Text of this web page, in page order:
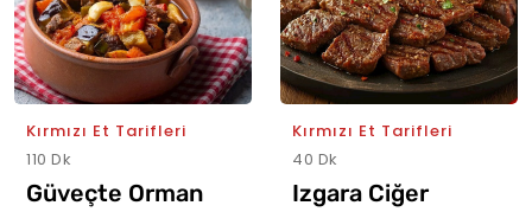
Kırmızı Et Tarifleri
110 Dk
Güveçte Orman
Kırmızı Et Tarifleri
40 Dk
Izgara Ciğer